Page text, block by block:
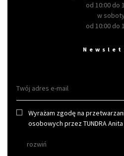
od 10:00 do
w
od 10:00 do
Wyrażam zgodę na
osobowych przez TUNDRA
rozwiń